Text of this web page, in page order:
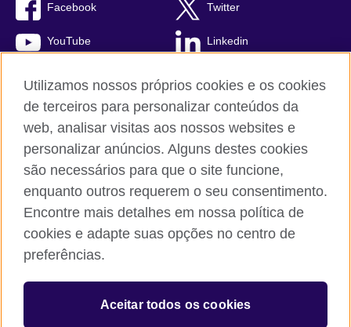
Facebook Twitter
YouTube Linkedin
British Council global
Comentários e reclamações
Política de privacidade e termos de uso
© 2026 British Council
The United Kingdom’s international organisation for cultural
Utilizamos nossos próprios cookies e os cookies
de terceiros para personalizar conteúdos da
web, analisar visitas aos nossos websites e
personalizar anúncios. Alguns destes cookies
são necessários para que o site funcione,
enquanto outros requerem o seu consentimento.
Encontre mais detalhes em nossa política de
cookies e adapte suas opções no centro de
preferências.
Aceitar todos os cookies